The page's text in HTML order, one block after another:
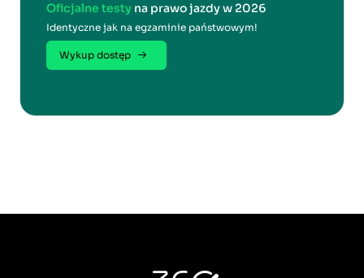
Oficjalne testy na prawo jazdy w 2026
Identyczne jak na egzaminie państwowym!
Wykup dostęp